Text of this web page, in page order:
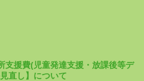
支援費(児童発達支援・放課後等デ
直し】について